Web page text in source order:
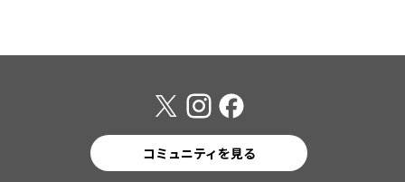
コミュニティを見る